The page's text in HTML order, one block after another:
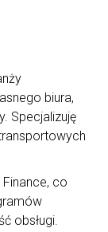
biura,
Specjalizuję
co
obsługi.